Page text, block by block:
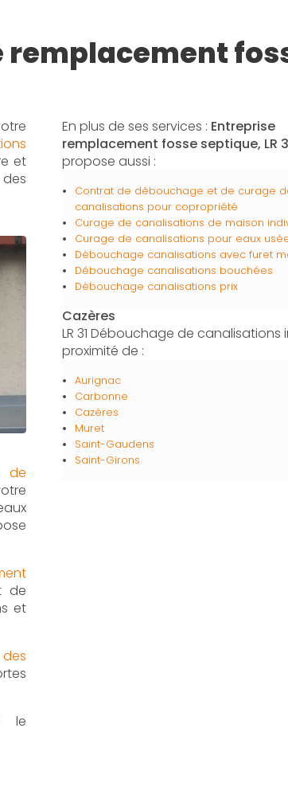
remplacement
et
de
de
et
le
En plus de ses services : Entreprise
remplacement fosse septique, LR
propose aussi :
Contrat de débouchage et de curage
canalisations pour copropriété
Curage de canalisations de maison
Curage de canalisations pour eaux
Débouchage canalisations avec furet
Débouchage canalisations bouchées
Débouchage canalisations prix
Cazères
LR 31 Débouchage de canalisations
proximité de :
Aurignac
Carbonne
Cazères
Muret
Saint-Gaudens
Saint-Girons